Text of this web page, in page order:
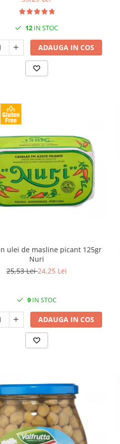
12 IN STOC
ADAUGA IN COS
ulei de masline picant 125gr
Nuri
25,53 Lei24,25 Lei
9IN STOC
ADAUGA IN COS